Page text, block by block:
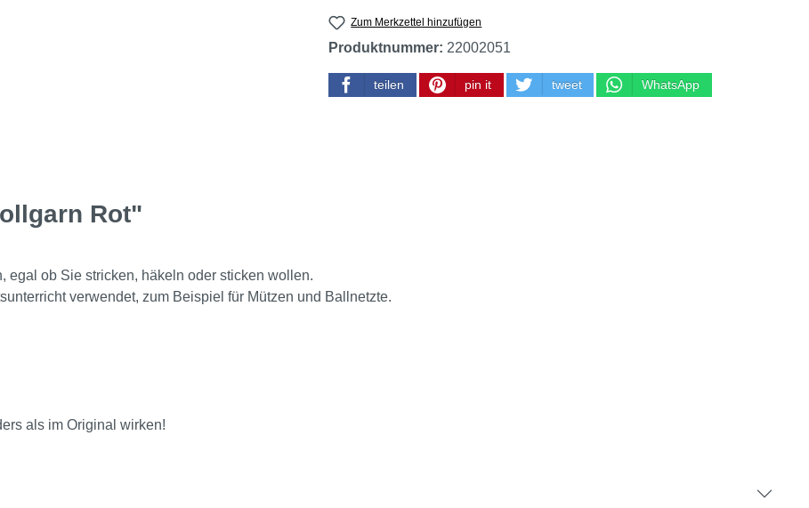
Zum Merkzettel hinzufügen
Produktnummer: 22002051
teilen pin it tweet WhatsApp
Rot"
egal ob Sie stricken, häkeln oder sticken wollen.
verwendet, zum Beispiel für Mützen und Ballnetzte.
als im Original wirken!